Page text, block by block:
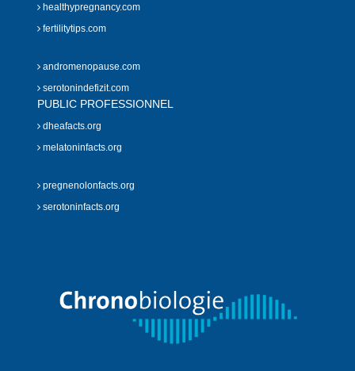
healthypregnancy.com
fertilitytips.com
andromenopause.com
serotonindefizit.com
PUBLIC PROFESSIONNEL
dheafacts.org
melatoninfacts.org
pregnenolonfacts.org
serotoninfacts.org